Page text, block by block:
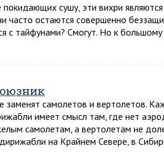
покидающих сушу, эти вихри
часто остаются совершенно
с тайфунами? Смогут. Но к
заменят самолетов и вертолетов.
имеет смысл там, где нет
самолетам, а вертолетам не
на Крайнем Севере, в